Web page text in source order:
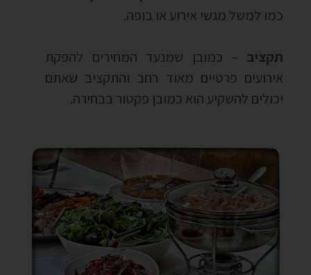
כמו למשל מגשי אירוע או בופה.
תקציב – כמובן שמנעד המחירים להפקת
אירועים פרטיים מאוד רחב והתקציב שאתם
יכולים להשקיע הוא כמובן פקטור בבחירה.